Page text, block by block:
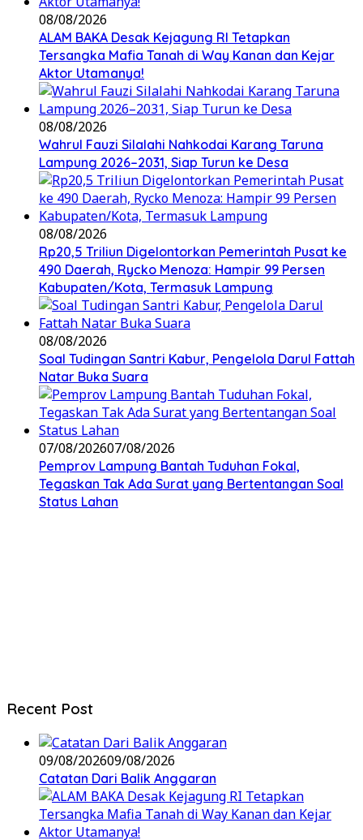
08/08/2026
ALAM BAKA Desak Kejagung RI Tetapkan
Tersangka Mafia Tanah di Way Kanan dan Kejar
Aktor Utamanya!
08/08/2026
Wahrul Fauzi Silalahi Nahkodai Karang Taruna
Lampung 2026–2031, Siap Turun ke Desa
08/08/2026
Rp20,5 Triliun Digelontorkan Pemerintah Pusat ke
490 Daerah, Rycko Menoza: Hampir 99 Persen
Kabupaten/Kota, Termasuk Lampung
08/08/2026
Soal Tudingan Santri Kabur, Pengelola Darul Fattah
Natar Buka Suara
07/08/202607/08/2026
Pemprov Lampung Bantah Tuduhan Fokal,
Tegaskan Tak Ada Surat yang Bertentangan Soal
Status Lahan
Recent Post
09/08/202609/08/2026
Catatan Dari Balik Anggaran